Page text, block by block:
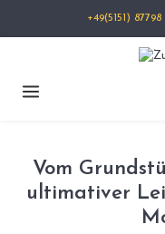
+49(5151)
Vom
ultimativer